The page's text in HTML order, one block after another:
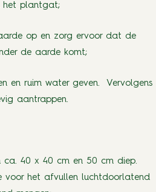
het plantgat;
op en zorg ervoor dat de
de aarde komt;
en ruim water geven. Vervolgens
aantrappen.
40 x 40 cm en 50 cm diep.
het afvullen luchtdoorlatend